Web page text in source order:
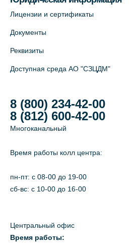
Лицензии и сертификаты
Документы
Реквизиты
Доступная среда АО "СЗЦДМ"
8 (800) 234-42-00
8 (812) 600-42-00
Многоканальный
Время работы колл центра:
пн-пт: c 08-00 до 19-00
сб-вс: с 10-00 до 16-00
Центральный офис
Время работы: